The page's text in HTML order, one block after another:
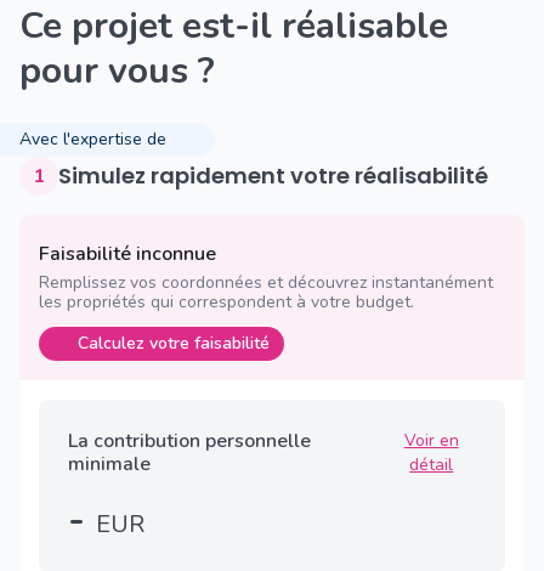
Ce projet est-il réalisable
pour vous ?
Avec l'expertise de
1 Simulez rapidement votre réalisabilité
Faisabilité inconnue
Remplissez vos coordonnées et découvrez instantanément
les propriétés qui correspondent à votre budget.
Calculez votre faisabilité
La contribution personnelle
minimale
Voir en
détail
- EUR